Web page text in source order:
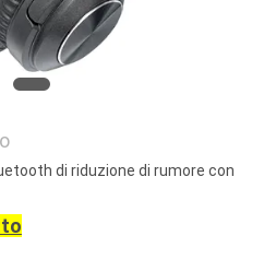
di riduzione di rumore con